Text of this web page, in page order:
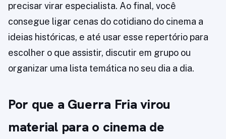
precisar virar especialista. Ao final, você
consegue ligar cenas do cotidiano do cinema a
ideias históricas, e até usar esse repertório para
escolher o que assistir, discutir em grupo ou
organizar uma lista temática no seu dia a dia.
Por que a Guerra Fria virou
material para o cinema de